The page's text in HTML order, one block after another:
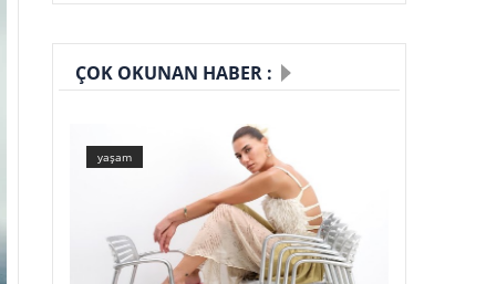
ÇOK OKUNAN HABER :
yaşam